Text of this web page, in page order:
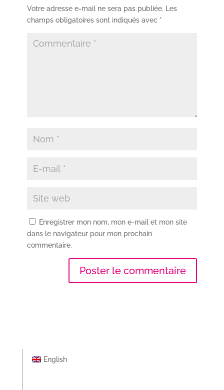
Votre adresse e-mail ne sera pas publiée.
Les
champs obligatoires sont indiqués avec *
Enregistrer mon nom, mon e-mail et mon site
dans le navigateur pour mon prochain
commentaire.
English